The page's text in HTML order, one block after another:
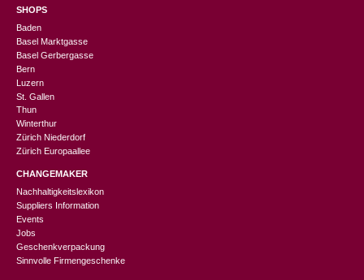
SHOPS
Baden
Basel Marktgasse
Basel Gerbergasse
Bern
Luzern
St. Gallen
Thun
Winterthur
Zürich Niederdorf
Zürich Europaallee
CHANGEMAKER
Nachhaltigkeitslexikon
Suppliers Information
Events
Jobs
Geschenkverpackung
Sinnvolle Firmengeschenke